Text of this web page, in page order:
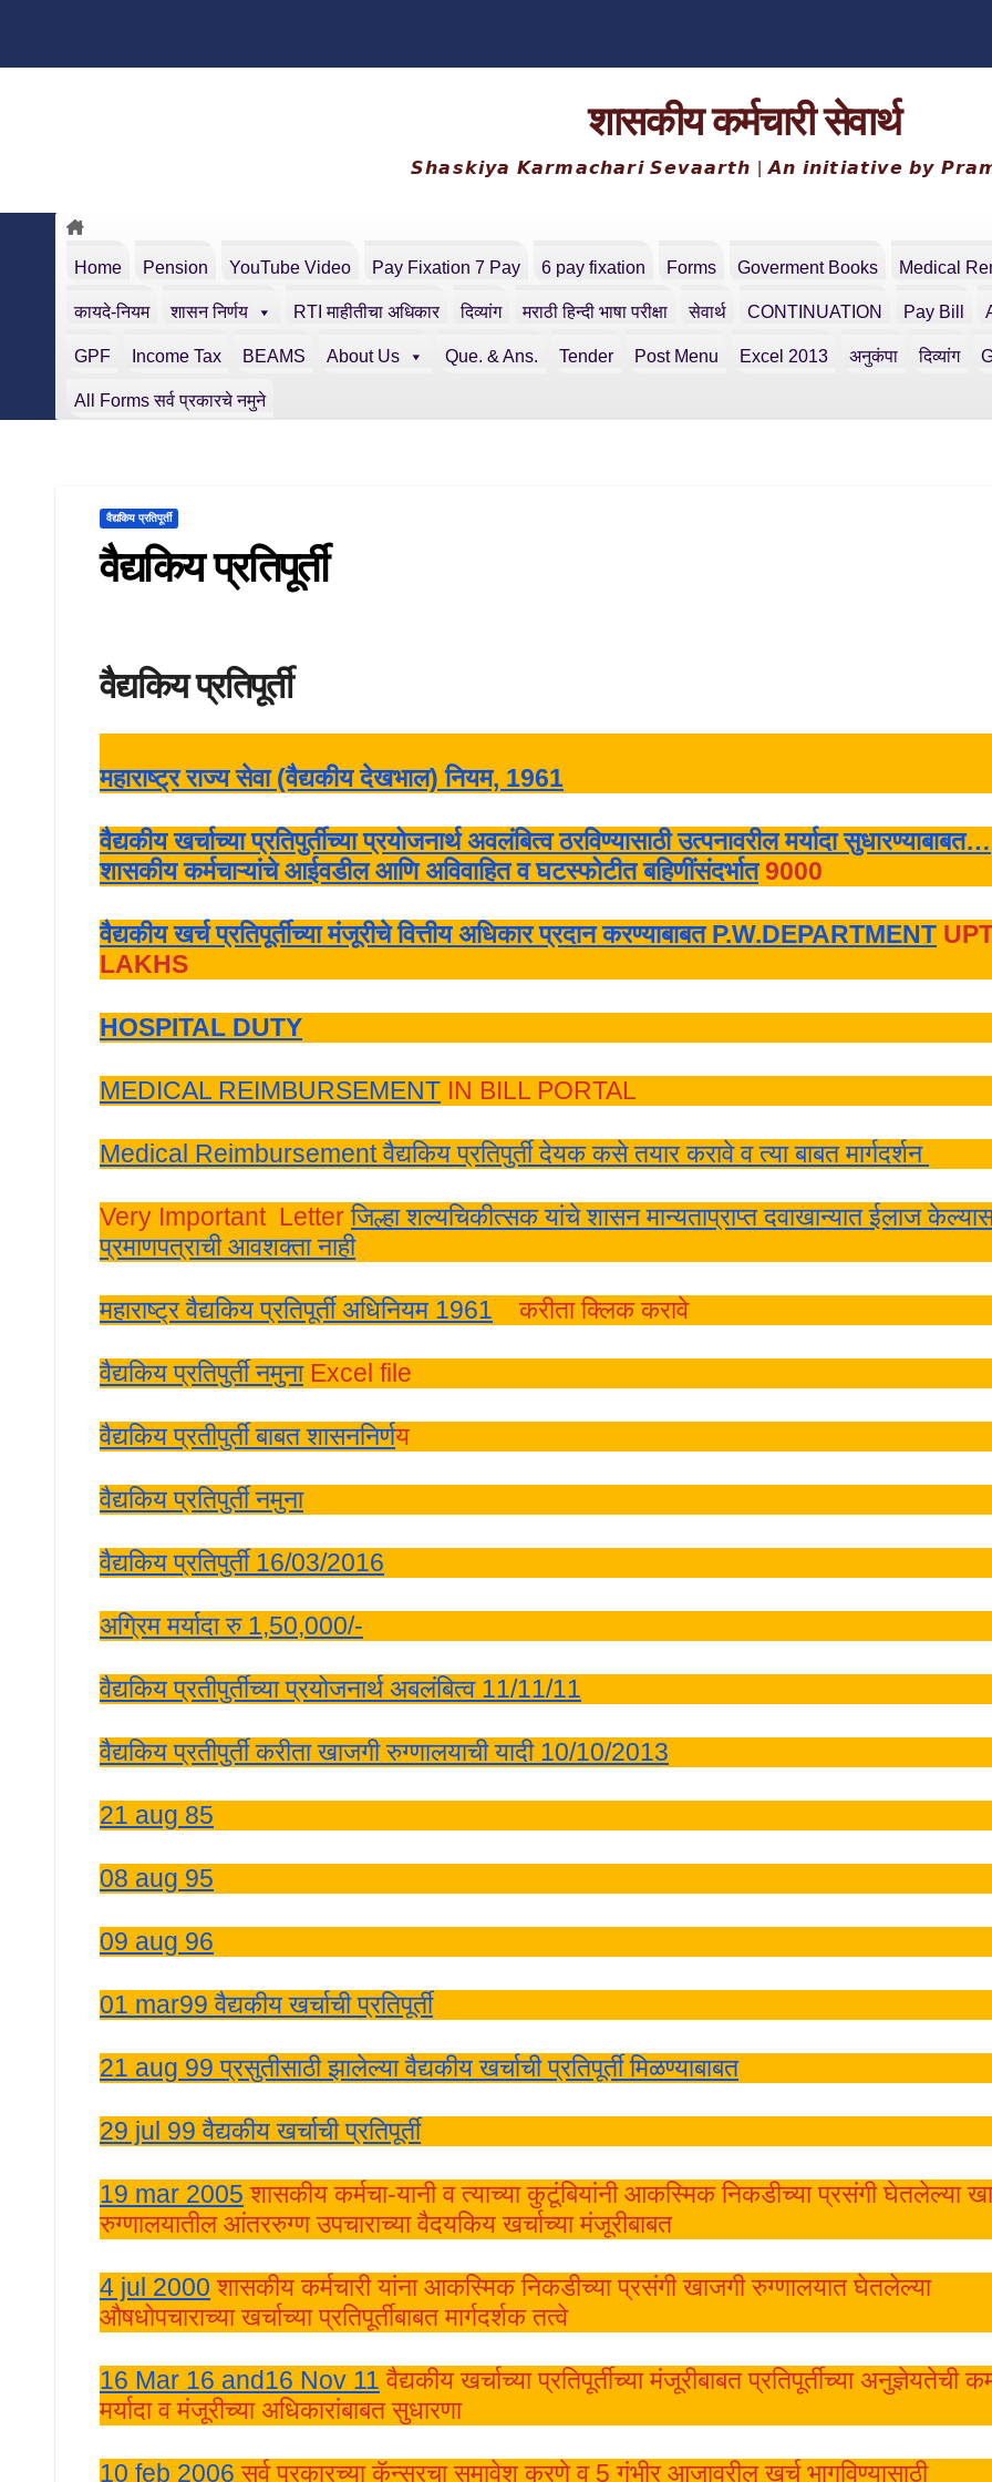
शासकीय कर्मचारी सेवार्थ
𝙎𝙝𝙖𝙨𝙠𝙞𝙮𝙖 𝙆𝙖𝙧𝙢𝙖𝙘𝙝𝙖𝙧𝙞 𝙎𝙚𝙫𝙖𝙖𝙧𝙩𝙝 | 𝘼𝙣 𝙞𝙣𝙞𝙩𝙞𝙖𝙩𝙞𝙫𝙚 𝙗𝙮
Home Pension YouTube Video Pay Fixation 7 Pay 6 pay fixation Forms Goverment Books Medical
कायदे-नियम शासन निर्णय RTI माहीतीचा अधिकार दिव्यांग मराठी हिन्दी भाषा परीक्षा सेवार्थ CONTINUATION Pay Bill
GPF Income Tax BEAMS About Us Que. & Ans. Tender Post Menu Excel 2013 अनुकंपा दिव्यांग
All Forms सर्व प्रकारचे नमुने
वैद्यकिय प्रतिपूर्ती
वैद्यकिय प्रतिपूर्ती
वैद्यकिय प्रतिपूर्ती
महाराष्ट्र राज्य सेवा (वैद्यकीय देखभाल) नियम, 1961
वैद्यकीय खर्चाच्या प्रतिपुर्तीच्या प्रयोजनार्थ अवलंबित्व ठरविण्यासाठी उत्पनावरील मर्यादा सुधारण्याबाबत…
शासकीय कर्मचाऱ्यांचे आईवडील आणि अविवाहित व घटस्फोटीत बहिणींसंदर्भात9000
वैद्यकीय खर्च प्रतिपूर्तीच्या मंजूरीचे वित्तीय अधिकार प्रदान करण्याबाबत P.W.DEPARTMENT
LAKHS
HOSPITAL DUTY
MEDICAL REIMBURSEMENT IN BILL PORTAL
Medical Reimbursement वैद्यकिय प्रतिपुर्ती देयक कसे तयार करावे व त्या बाबत मार्गदर्शन
Very Important Letterजिल्हा शल्यचिकीत्सक यांचे शासन मान्यताप्राप्त दवाखान्यात ईलाज
प्रमाणपत्राची आवशक्ता नाही
महाराष्ट्र वैद्यकिय प्रतिपूर्ती अधिनियम 1961 करीता क्लिक करावे
वैद्यकिय प्रतिपुर्ती नमुनाExcel file
वैद्यकिय प्रतीपुर्ती बाबत शासननिर्णय
वैद्यकिय प्रतिपुर्ती नमुना
वैद्यकिय प्रतिपुर्ती 16/03/2016
अग्रिम मर्यादा रु 1,50,000/-
वैद्यकिय प्रतीपुर्तीच्या प्रयोजनार्थ अबलंबित्व 11/11/11
वैद्यकिय प्रतीपुर्ती करीता खाजगी रुग्णालयाची यादी 10/10/2013
21 aug 85
08 aug 95
09 aug 96
01 mar99वैद्यकीय खर्चाची प्रतिपूर्ती
21 aug 99 प्रसुतीसाठी झालेल्‍या वैद्यकीय खर्चाची प्रतिपूर्ती मिळण्‍याबाबत
29 jul 99वैद्यकीय खर्चाची प्रतिपूर्ती
19 mar 2005 शासकीय कर्मचा-यानी व त्‍याच्‍या कुटूंबियांनी आकस्मिक निकडीच्‍या प्रसंगी घेतलेल्‍या
रुग्‍णालयातील आंतररुग्‍ण उपचाराच्‍या वैदयकिय खर्चाच्‍या मंजूरीबाबत
4 jul 2000 शासकीय कर्मचारी यांना आकस्मिक निकडीच्‍या प्रसंगी खाजगी रुग्‍णालयात घेतलेल्‍या
औषधोपचाराच्‍या खर्चाच्‍या प्रतिपूर्तीबाबत मार्गदर्शक तत्‍वे
16 Mar 16 and16 Nov 11 वैद्यकीय खर्चाच्‍या प्रतिपूर्तीच्‍या मंजूरीबाबत प्रतिपूर्तीच्‍या अनुज्ञेयतेची
मर्यादा व मंजूरीच्‍या अधिकारांबाबत सुधारणा
10 feb 2006 सर्व प्रकारच्‍या कॅन्‍सरचा समावेश करणे व 5 गंभीर आजावरील खर्च भागविण्‍यासाठी